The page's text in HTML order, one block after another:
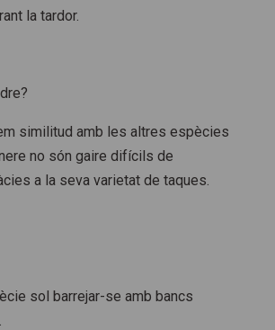
la tardor.
similitud amb les altres espècies
no són gaire difícils de
a la seva varietat de taques.
sol barrejar-se amb bancs